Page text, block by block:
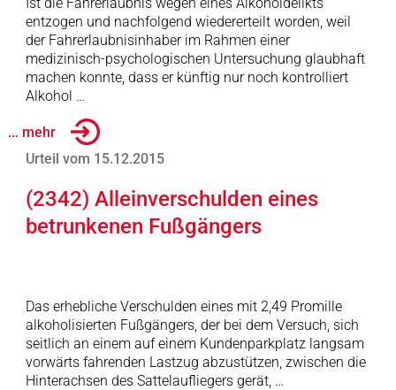
entzogen und nachfolgend wiedererteilt worden, weil
der Fahrerlaubnisinhaber im Rahmen einer
medizinisch-psychologischen Untersuchung glaubhaft
machen konnte, dass er künftig nur noch kontrolliert
Alkohol …
... mehr
Urteil vom 15.12.2015
(2342) Alleinverschulden eines
betrunkenen Fußgängers
Das erhebliche Verschulden eines mit 2,49 Promille
alkoholisierten Fußgängers, der bei dem Versuch, sich
seitlich an einem auf einem Kundenparkplatz langsam
vorwärts fahrenden Lastzug abzustützen, zwischen die
Hinterachsen des Sattelaufliegers gerät, …